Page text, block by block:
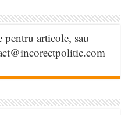
articole, sau